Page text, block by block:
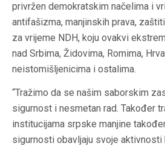
privržen demokratskim načelima i
antifašizma, manjinskih prava,
za vrijeme NDH, koju ovakvi
nad Srbima, Židovima, Romima,
neistomišljenicima i ostalima.
“Tražimo da se našim saborskim
sigurnost i nesmetan rad. Također
institucijama srpske manjine
sigurnosti obavljaju svoje aktivnosti